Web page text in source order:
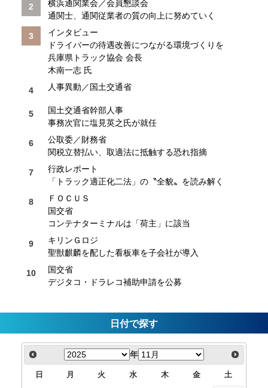
横浜通関業会／会員懇談会
通関士、通関従業者の質の向上に努めていく
インタビュー
ドライバーの待遇改善につながる環境づくりを
兵庫県トラック協会 会長
木南一志 氏
人事異動／国土交通省
国土交通省幹部人事
事務次官に塩見英之氏が就任
公取委／財務省
関税立替払い、取適法に抵触する恐れ指摘
行政レポート
「トラック適正化二法」の〝全貌〟を読み解く
ＦＯＣＵＳ
国交省
コンテナターミナルは「荷主」に該当
キリンＧロジ
聖獣麒麟を配した看板車を子会社が導入
国交省
デジタコ・ドラレコ補助申請を公募
日付で探す
年
日 月 火 水 木 金 土